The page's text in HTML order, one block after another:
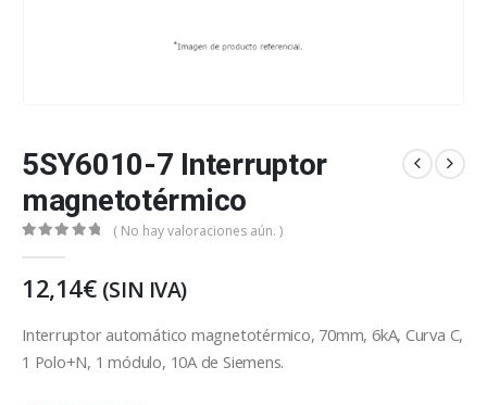
5SY6010-7 Interruptor
magnetotérmico
( No hay valoraciones aún. )
12,14€ (SIN IVA)
Interruptor automático magnetotérmico, 70mm, 6kA, Curva C,
1 Polo+N, 1 módulo, 10A de Siemens.